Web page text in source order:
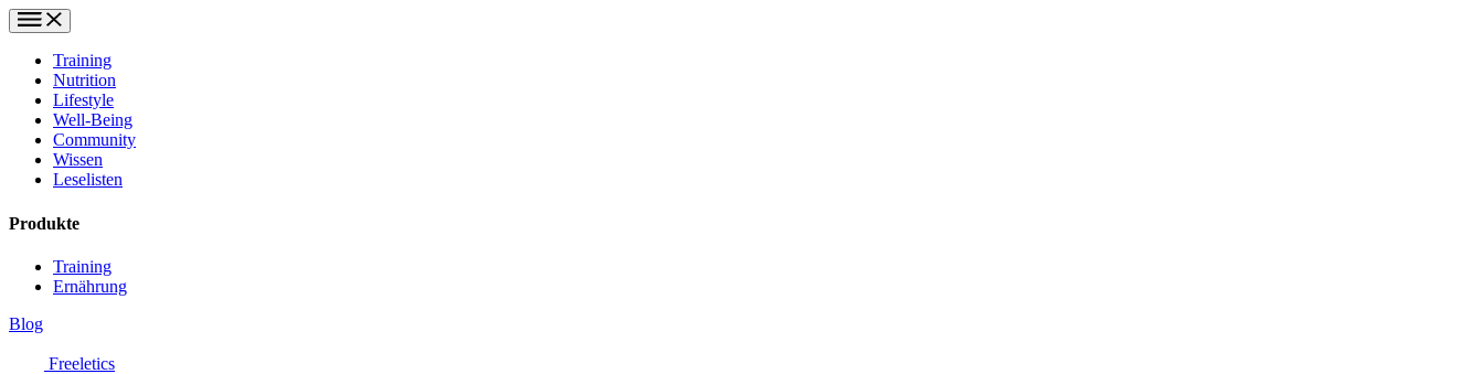
Training
Nutrition
Lifestyle
Well-Being
Community
Wissen
Leselisten
Produkte
Training
Ernährung
Blog
Freeletics